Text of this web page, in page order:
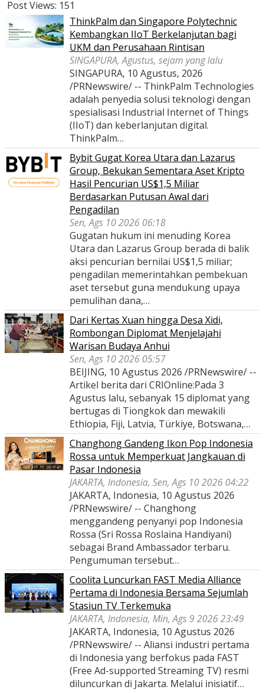
Post Views: 151
ThinkPalm dan Singapore Polytechnic
Kembangkan IIoT Berkelanjutan bagi
UKM dan Perusahaan Rintisan
SINGAPURA, Agustus, sejam yang lalu
SINGAPURA, 10 Agustus, 2026
/PRNewswire/ -- ThinkPalm Technologies
adalah penyedia solusi teknologi dengan
spesialisasi Industrial Internet of Things
(IIoT) dan keberlanjutan digital.
ThinkPalm…
Bybit Gugat Korea Utara dan Lazarus
Group, Bekukan Sementara Aset Kripto
Hasil Pencurian US$1,5 Miliar
Berdasarkan Putusan Awal dari
Pengadilan
Sen, Ags 10 2026 06:18
Gugatan hukum ini menuding Korea
Utara dan Lazarus Group berada di balik
aksi pencurian bernilai US$1,5 miliar;
pengadilan memerintahkan pembekuan
aset tersebut guna mendukung upaya
pemulihan dana,…
Dari Kertas Xuan hingga Desa Xidi,
Rombongan Diplomat Menjelajahi
Warisan Budaya Anhui
Sen, Ags 10 2026 05:57
BEIJING, 10 Agustus 2026 /PRNewswire/ --
Artikel berita dari CRIOnline:Pada 3
Agustus lalu, sebanyak 15 diplomat yang
bertugas di Tiongkok dan mewakili
Ethiopia, Fiji, Latvia, Türkiye, Botswana,…
Changhong Gandeng Ikon Pop Indonesia
Rossa untuk Memperkuat Jangkauan di
Pasar Indonesia
JAKARTA, Indonesia, Sen, Ags 10 2026 04:22
JAKARTA, Indonesia, 10 Agustus 2026
/PRNewswire/ -- Changhong
menggandeng penyanyi pop Indonesia
Rossa (Sri Rossa Roslaina Handiyani)
sebagai Brand Ambassador terbaru.
Pengumuman tersebut…
Coolita Luncurkan FAST Media Alliance
Pertama di Indonesia Bersama Sejumlah
Stasiun TV Terkemuka
JAKARTA, Indonesia, Min, Ags 9 2026 23:49
JAKARTA, Indonesia, 10 Agustus 2026
/PRNewswire/ -- Aliansi industri pertama
di Indonesia yang berfokus pada FAST
(Free Ad-supported Streaming TV) resmi
diluncurkan di Jakarta. Melalui inisiatif…